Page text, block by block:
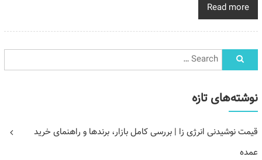
Read more
نوشته‌های تازه
قیمت نوشیدنی انرژی زا | بررسی کامل بازار، برندها و راهنمای خرید
عمده